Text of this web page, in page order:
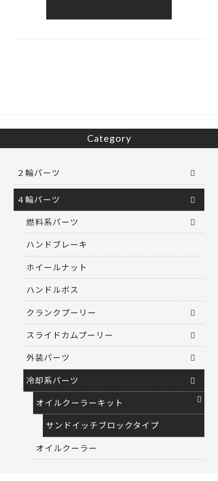
Category
２輪パーツ
４輪パーツ
燃料系パーツ
ハンドブレーキ
ホイールナット
ハンドルボス
クランクプーリー
スライドカムプーリー
外装パーツ
冷却系パーツ
オイルクーラーキット
サンドイッチブロックタイプ
オイルクーラー